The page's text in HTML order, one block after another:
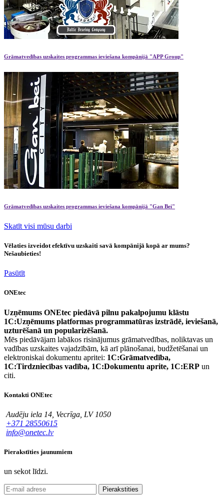
Grāmatvedības uzskaites programmas ieviešana kompānijā "APP Group"
Grāmatvedības uzskaites programmas ieviešana kompānijā "Gan Bei"
Skatīt visi mūsu darbi
Vēlaties izveidot efektīvu uzskaiti savā kompānijā kopā ar mums?
Nešaubieties!
Pasūtīt
ONEtec
Uzņēmums ONEtec piedāvā pilnu pakalpojumu klāstu
1C:Uzņēmums platformas programmatūras izstrādē, ieviešanā,
uzturēšanā un popularizēšanā.
Mēs piedāvājam labākos risinājumus grāmatvedības, noliktavas un
vadības uzskaites vajadzībām, kā arī plānošanai, budžetēšanai un
elektroniskai dokumentu apritei: 1C:Grāmatvedība,
1C:Tirdzniecības vadība, 1C:Dokumentu aprite, 1C:ERP un
citi.
Kontakti ONEtec
Audēju iela 14, Vecrīga, LV 1050
+371 28550615
info@onetec.lv
Pierakstīties jaunumiem
un sekot līdzi.
Pierakstities